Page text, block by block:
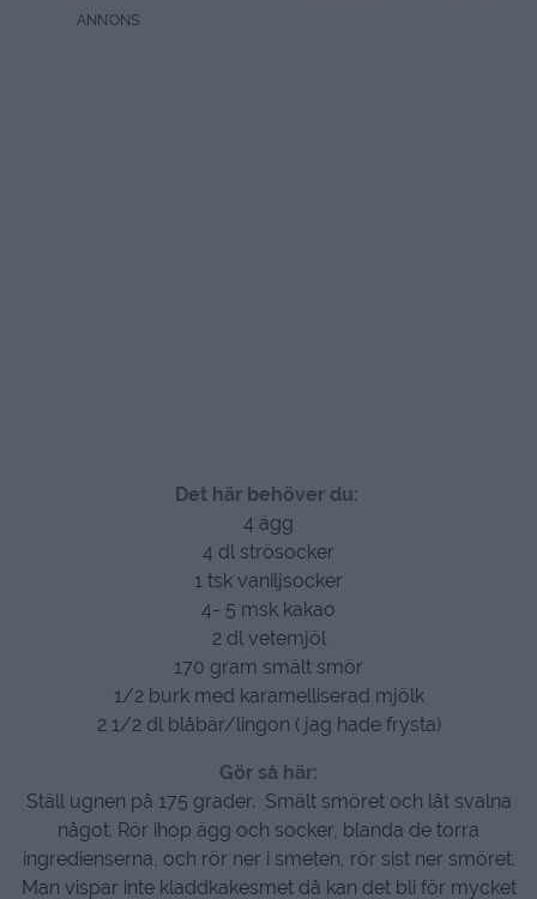
Det här behöver du:
4 ägg
4 dl strösocker
1 tsk vaniljsocker
4- 5 msk kakao
2 dl vetemjöl
170 gram smält smör
1/2 burk med karamelliserad mjölk
2 1/2 dl blåbär/lingon ( jag hade frysta)
Gör så här:
Ställ ugnen på 175 grader. Smält smöret och låt svalna
något. Rör ihop ägg och socker, blanda de torra
ingredienserna, och rör ner i smeten, rör sist ner smöret.
Man vispar inte kladdkakesmet då kan det bli för mycket